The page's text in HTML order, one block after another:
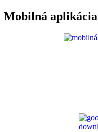
Mobilná aplikácia